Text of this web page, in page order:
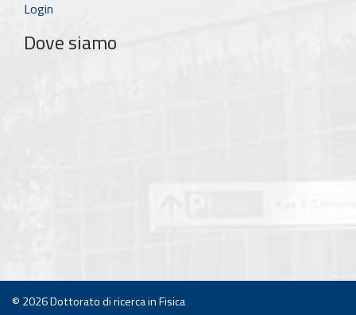
Login
Dove siamo
© 2026Dottorato di ricerca in Fisica